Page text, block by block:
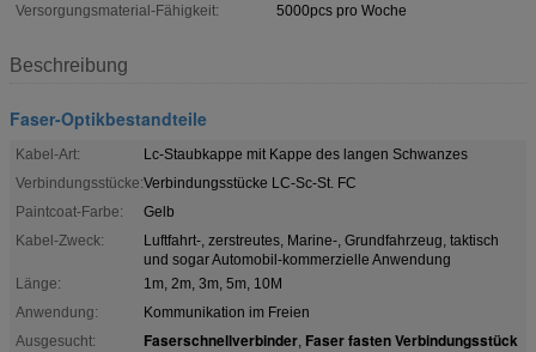
Versorgungsmaterial-Fähigkeit:
5000pcs pro Woche
Beschreibung
Faser-Optikbestandteile
Kabel-Art:
Lc-Staubkappe mit Kappe des langen Schwanzes
Verbindungsstücke:Verbindungsstücke LC-Sc-St. FC
Paintcoat-Farbe:
Gelb
Kabel-Zweck:
Luftfahrt-, zerstreutes, Marine-, Grundfahrzeug, taktisch
und sogar Automobil-kommerzielle Anwendung
Länge:
1m, 2m, 3m, 5m, 10M
Anwendung:
Kommunikation im Freien
Ausgesucht:
Faserschnellverbinder, Faser fasten Verbindungsstück